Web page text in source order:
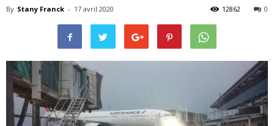
By Stany Franck - 17 avril 2020 0
12862